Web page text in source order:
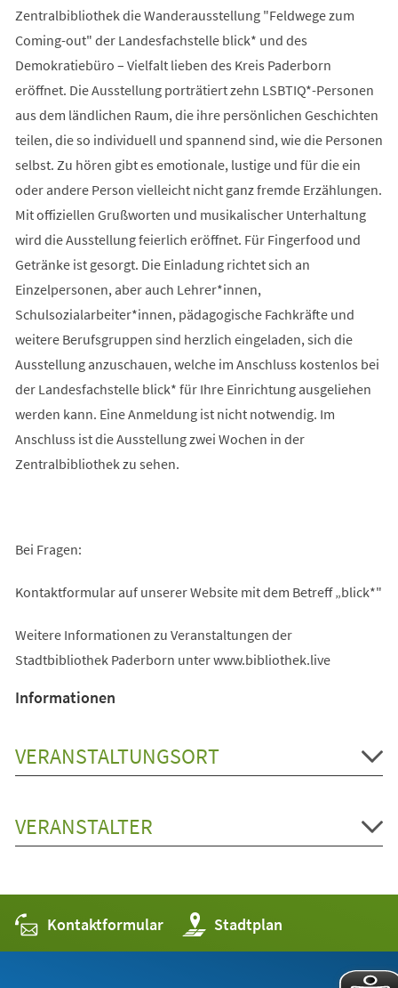
Zentralbibliothek die Wanderausstellung "Feldwege zum
Coming-out" der Landesfachstelle blick* und des
Demokratiebüro – Vielfalt lieben des Kreis Paderborn
eröffnet. Die Ausstellung porträtiert zehn LSBTIQ*-Personen
aus dem ländlichen Raum, die ihre persönlichen Geschichten
teilen, die so individuell und spannend sind, wie die Personen
selbst. Zu hören gibt es emotionale, lustige und für die ein
oder andere Person vielleicht nicht ganz fremde Erzählungen.
Mit offiziellen Grußworten und musikalischer Unterhaltung
wird die Ausstellung feierlich eröffnet. Für Fingerfood und
Getränke ist gesorgt. Die Einladung richtet sich an
Einzelpersonen, aber auch Lehrer*innen,
Schulsozialarbeiter*innen, pädagogische Fachkräfte und
weitere Berufsgruppen sind herzlich eingeladen, sich die
Ausstellung anzuschauen, welche im Anschluss kostenlos bei
der Landesfachstelle blick* für Ihre Einrichtung ausgeliehen
werden kann. Eine Anmeldung ist nicht notwendig. Im
Anschluss ist die Ausstellung zwei Wochen in der
Zentralbibliothek zu sehen.
Bei Fragen:
Kontaktformular auf unserer Website mit dem Betreff „blick*"
Weitere Informationen zu Veranstaltungen der
Stadtbibliothek Paderborn unter www.bibliothek.live
Informationen
VERANSTALTUNGSORT
VERANSTALTER
Kontaktformular Stadtplan
(Öffnet
in
einem